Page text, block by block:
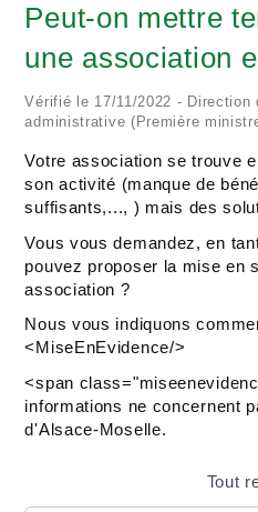
Peut-on mettre
une association
Vérifié le 17/11/2022 -
administrative (Première
Votre association se trouve
son activité (manque de
suffisants,..., ) mais des
Vous vous demandez, en
pouvez proposer la mise en
association ?
Nous vous indiquons
<MiseEnEvidence/>
<span
informations ne concernent
d'Alsace-Moselle.
Tout